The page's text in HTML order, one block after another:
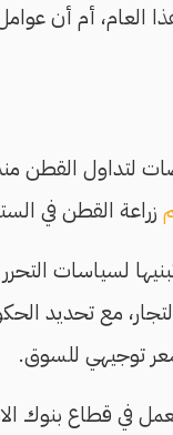
أم أن
لتداول القطن
زراعة القطن في
لسياسات
مع تحديد
توجيهي للسوق.
في قطاع بنوك